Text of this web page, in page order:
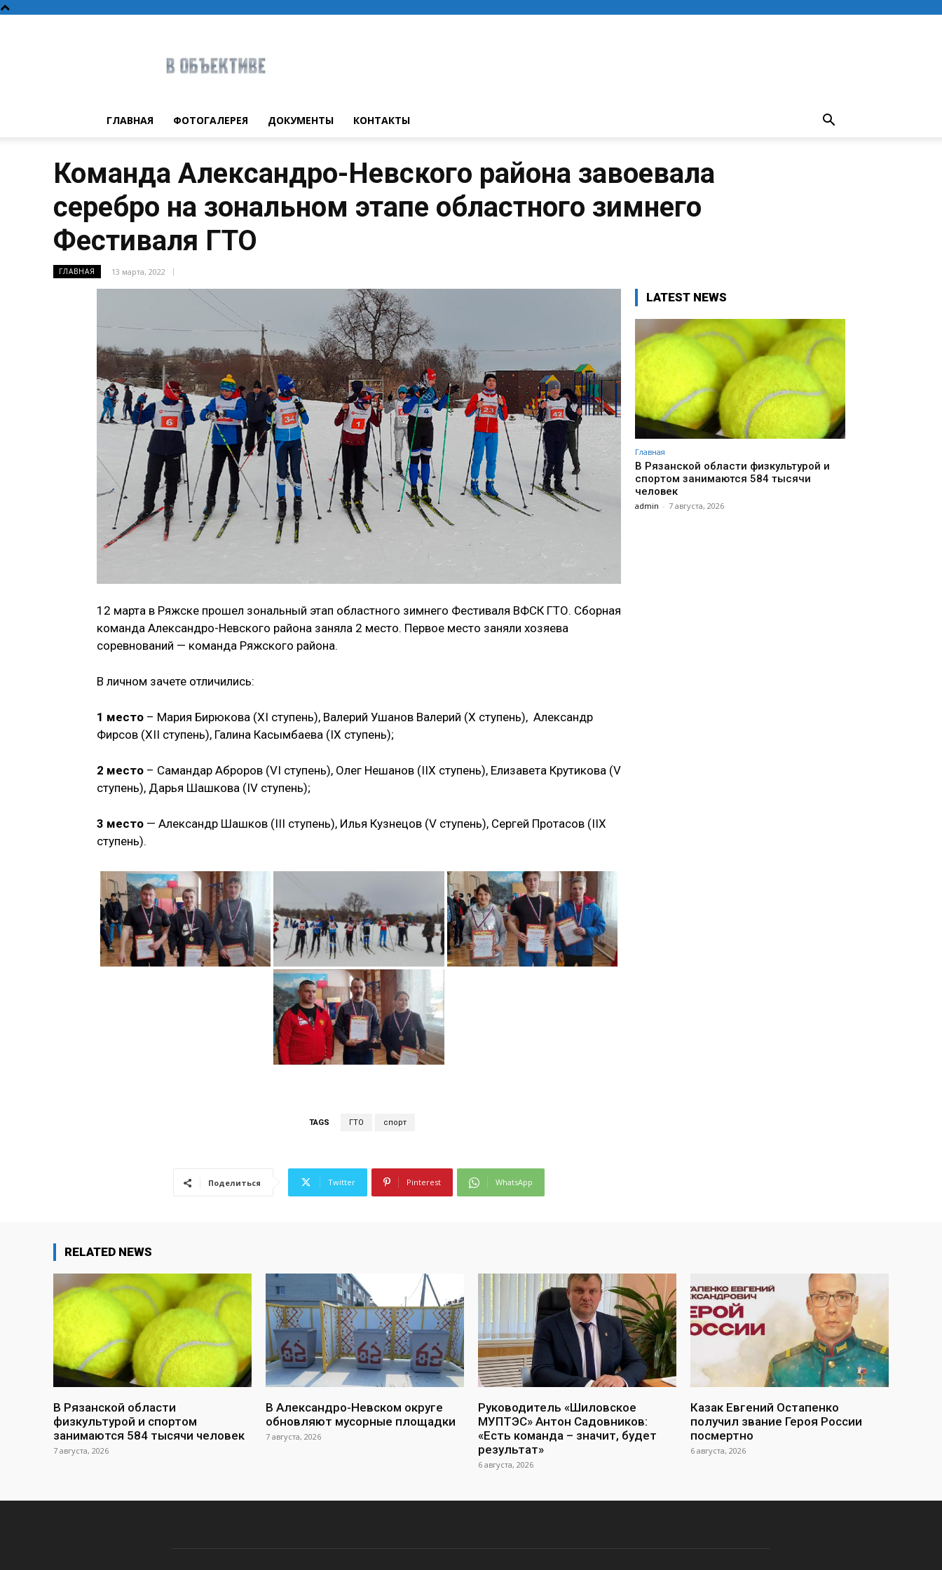
объективе
ГЛАВНАЯ ФОТОГАЛЕРЕЯ ДОКУМЕНТЫ КОНТАКТЫ
Команда Александро-Невского района завоевала
серебро на зональном этапе областного зимнего
Фестиваля ГТО
ГЛАВНАЯ 13 марта, 2022
12 марта в Ряжске прошел зональный этап областного зимнего Фестиваля ВФСК ГТО. Сборная
команда Александро-Невского района заняла 2 место. Первое место заняли хозяева
соревнований — команда Ряжского района.
В личном зачете отличились:
1 место – Мария Бирюкова (XI ступень), Валерий Ушанов Валерий (X ступень), Александр
Фирсов (XII ступень), Галина Касымбаева (IX ступень);
2 место – Самандар Аброров (VI ступень), Олег Нешанов (IIX ступень), Елизавета Крутикова (V
ступень), Дарья Шашкова (IV ступень);
3 место — Александр Шашков (III ступень), Илья Кузнецов (V ступень), Сергей Протасов (IIX
ступень).
TAGS ГТО спорт
Поделиться Twitter Pinterest WhatsApp
LATEST NEWS
Главная
В Рязанской области физкультурой и
спортом занимаются 584 тысячи
человек
admin - 7 августа, 2026
RELATED NEWS
В Рязанской области
физкультурой и спортом
занимаются 584 тысячи человек
7 августа, 2026
В Александро-Невском округе
обновляют мусорные площадки
7 августа, 2026
Руководитель «Шиловское
МУПТЭС» Антон Садовников:
«Есть команда – значит, будет
результат»
6 августа, 2026
Казак Евгений Остапенко
получил звание Героя России
посмертно
6 августа, 2026